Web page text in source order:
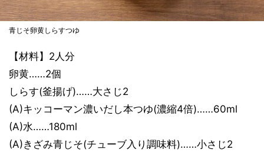
青じそ卵黄しらすつゆ
【材料】2人分
卵黄……2個
しらす(釜揚げ)……大さじ2
(A)キッコーマン濃いだし本つゆ(濃縮4倍)……60ml
(A)水……180ml
(A)きざみ青じそ(チューブ入り調味料)……小さじ2